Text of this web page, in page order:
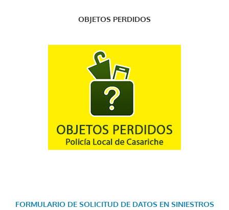
OBJETOS PERDIDOS
FORMULARIO DE SOLICITUD DE DATOS EN SINIESTROS